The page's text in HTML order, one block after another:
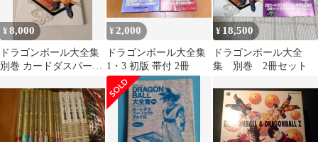
¥8,000
ドラゴンボール大全集
別巻 カードダスパーフ
¥2,000
ドラゴンボール大全集
1・3 初版 帯付 2冊
¥ 18,500
ドラゴンボール大全
集 別巻 2冊セット